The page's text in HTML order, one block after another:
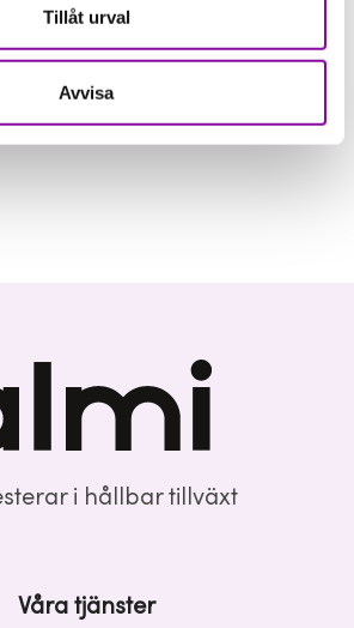
Tillåt urval
Avvisa
i hållbar tillväxt
Våra tjänster